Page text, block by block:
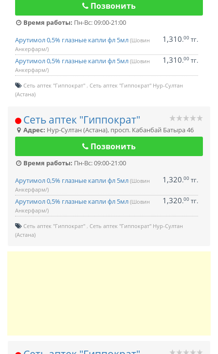
Позвонить
Время работы: Пн-Вс: 09:00-21:00
Арутимол 0,5% глазные капли фл 5мл (Шовин
Анкерфарм/)
1,310.00 тг.
Арутимол 0,5% глазные капли фл 5мл (Шовин
Анкерфарм/)
1,310.00 тг.
Сеть аптек "Гиппократ" Сеть аптек "Гиппократ" Нур-Султан
(Астана)
Сеть аптек "Гиппократ"
Адрес: Нур-Султан (Астана), просп. Кабанбай Батыра 46
Позвонить
Время работы: Пн-Вс: 09:00-21:00
Арутимол 0,5% глазные капли фл 5мл (Шовин
Анкерфарм/)
1,320.00 тг.
Арутимол 0,5% глазные капли фл 5мл (Шовин
Анкерфарм/)
1,320.00 тг.
Сеть аптек "Гиппократ" Сеть аптек "Гиппократ" Нур-Султан
(Астана)